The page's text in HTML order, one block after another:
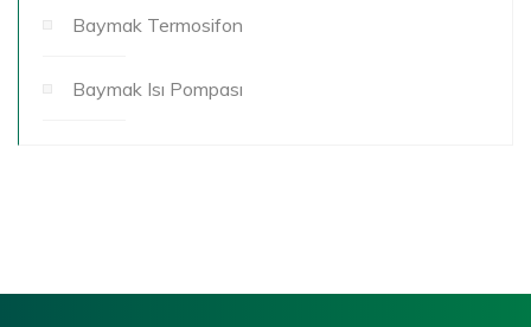
Baymak Termosifon
Baymak Isı Pompası